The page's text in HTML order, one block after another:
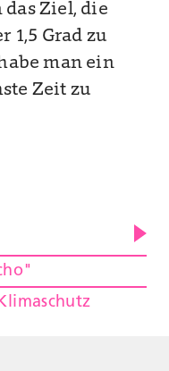
Ziel, die
1,5 Grad zu
man ein
Zeit zu